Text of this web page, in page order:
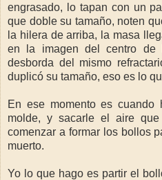
engrasado, lo tapan con un
que doble su tamaño, noten
la hilera de arriba, la masa
en la imagen del centro de
desborda del mismo
duplicó su tamaño, eso es lo
En ese momento es cuando
molde, y sacarle el aire
comenzar a formar los bollos
muerto.
Yo lo que hago es partir el